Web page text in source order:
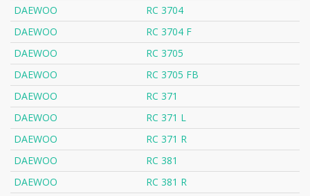
DAEWOO
RC 3704
DAEWOO
RC 3704 F
DAEWOO
RC 3705
DAEWOO
RC 3705 FB
DAEWOO
RC 371
DAEWOO
RC 371 L
DAEWOO
RC 371 R
DAEWOO
RC 381
DAEWOO
RC 381 R